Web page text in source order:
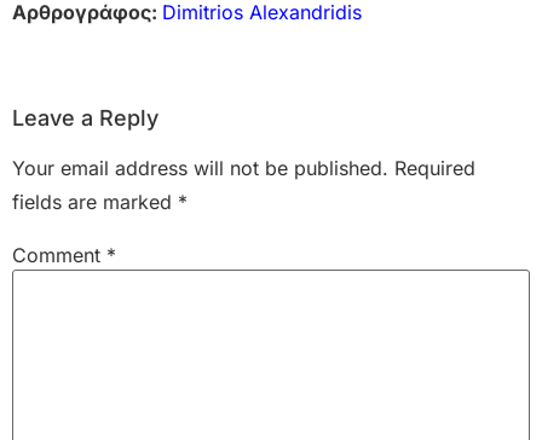
Αρθρογράφος: Dimitrios Alexandridis
Leave a Reply
Your email address will not be published. Required
fields are marked *
Comment *